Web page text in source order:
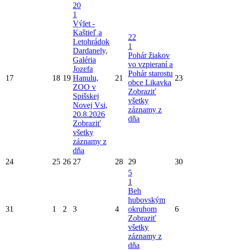
17 18 19
20
1
Výlet -
Kaštieľ a
Letohrádok
Dardanely,
Galéria
Jozefa
Hanulu,
ZOO v
Spišskej
Novej Vsi,
20.8.2026
Zobraziť
všetky
záznamy z
dňa
21
22
1
Pohár žiakov
vo vzpieraní a
Pohár starostu
obce Likavka
Zobraziť
všetky
záznamy z
dňa
23
24 25 26 27 28 29 30
31 1 2 3 4
5
1
Beh
hubovským
okruhom
Zobraziť
všetky
záznamy z
dňa
6